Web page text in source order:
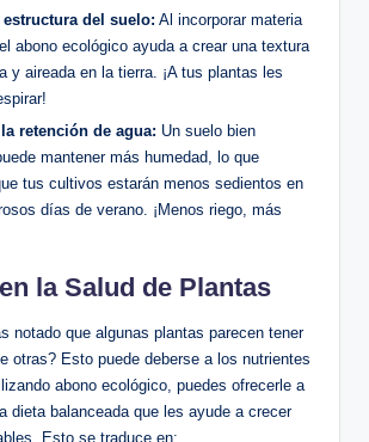
estructura del suelo: Al incorporar materia
abono ecológico ayuda a crear una textura
y aireada en la tierra. ¡A tus plantas les
retención de agua: Un suelo bien
mantener más humedad, lo que
tus cultivos estarán menos sedientos en
días de verano. ¡Menos riego, más
la Salud de Plantas
notado que algunas plantas parecen tener
otras? Esto puede deberse a los nutrientes
abono ecológico, puedes ofrecerle a
dieta balanceada que les ayude a crecer
Esto se traduce en: